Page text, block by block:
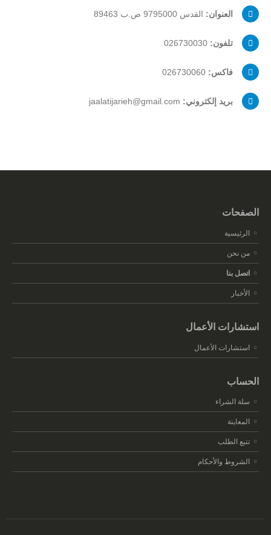
العنوان: القدس 9795000 ص.ب 89463
تلفون:
فاكس:
بريد إلكتروني:
الصفحات
الرئيسية
من نحن
اتصل بنا
الأخبار
استشارات الأعمال
استشارات الأعمال
الحساب
سلة الشراء
المعاينة
تتبع الطلب
الشروط والأحكام